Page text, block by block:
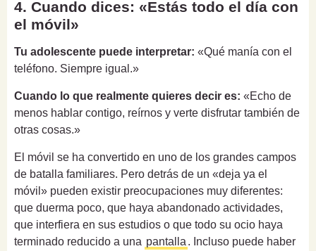
4. Cuando dices: «Estás todo el día con
el móvil»
Tu adolescente puede interpretar: «Qué manía con el
teléfono. Siempre igual.»
Cuando lo que realmente quieres decir es: «Echo de
menos hablar contigo, reírnos y verte disfrutar también de
otras cosas.»
El móvil se ha convertido en uno de los grandes campos
de batalla familiares. Pero detrás de un «deja ya el
móvil» pueden existir preocupaciones muy diferentes:
que duerma poco, que haya abandonado actividades,
que interfiera en sus estudios o que todo su ocio haya
terminado reducido a una pantalla . Incluso puede haber